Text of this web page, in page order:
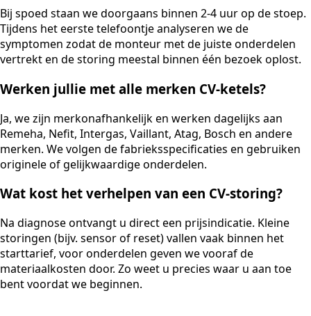
Bij spoed staan we doorgaans binnen 2-4 uur op de stoep.
Tijdens het eerste telefoontje analyseren we de
symptomen zodat de monteur met de juiste onderdelen
vertrekt en de storing meestal binnen één bezoek oplost.
Werken jullie met alle merken CV-ketels?
Ja, we zijn merkonafhankelijk en werken dagelijks aan
Remeha, Nefit, Intergas, Vaillant, Atag, Bosch en andere
merken. We volgen de fabrieksspecificaties en gebruiken
originele of gelijkwaardige onderdelen.
Wat kost het verhelpen van een CV-storing?
Na diagnose ontvangt u direct een prijsindicatie. Kleine
storingen (bijv. sensor of reset) vallen vaak binnen het
starttarief, voor onderdelen geven we vooraf de
materiaalkosten door. Zo weet u precies waar u aan toe
bent voordat we beginnen.